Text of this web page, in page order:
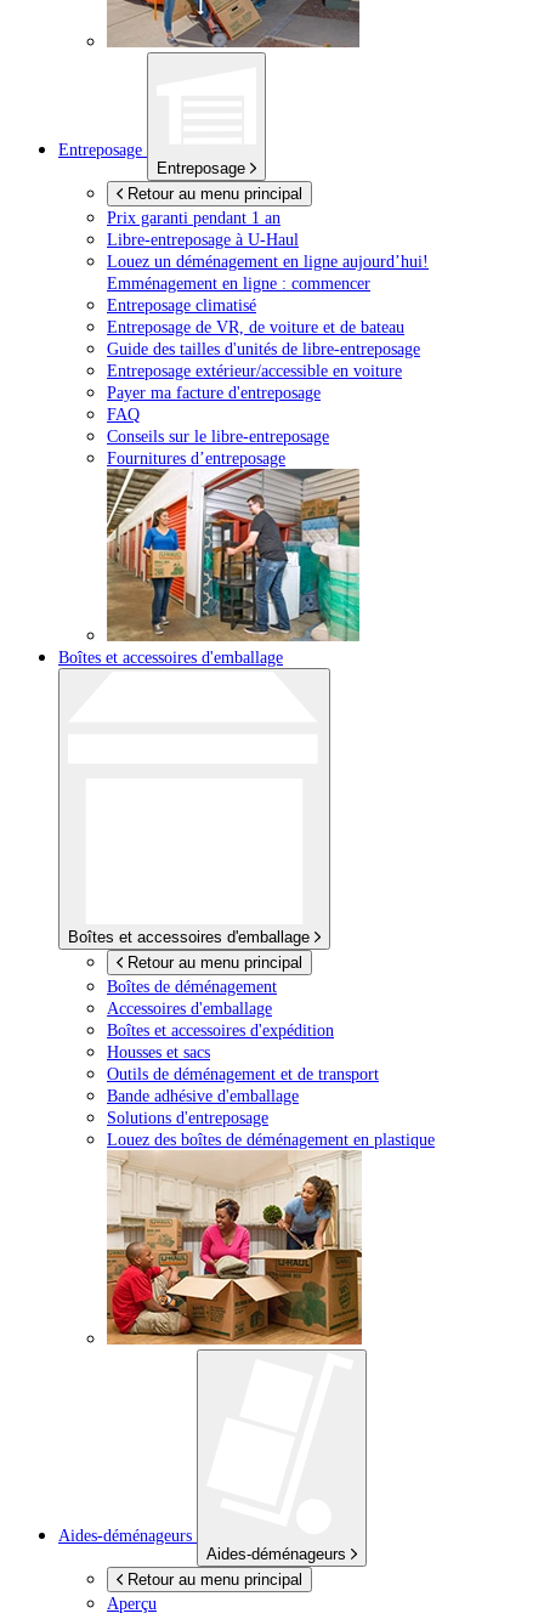
Entreposage
Entreposage
Retour au menu principal
Prix garanti pendant 1 an
Libre-entreposage à U-Haul
Louez un déménagement en ligne aujourd’hui!
Emménagement en ligne : commencer
Entreposage climatisé
Entreposage de VR, de voiture et de bateau
Guide des tailles d'unités de libre-entreposage
Entreposage extérieur/accessible en voiture
Payer ma facture d'entreposage
FAQ
Conseils sur le libre-entreposage
Fournitures d’entreposage
Boîtes et accessoires d'emballage
Boîtes et accessoires d'emballage
Retour au menu principal
Boîtes de déménagement
Accessoires d'emballage
Boîtes et accessoires d'expédition
Housses et sacs
Outils de déménagement et de transport
Bande adhésive d'emballage
Solutions d'entreposage
Louez des boîtes de déménagement en plastique
Aides-déménageurs
Aides-déménageurs
Retour au menu principal
Aperçu